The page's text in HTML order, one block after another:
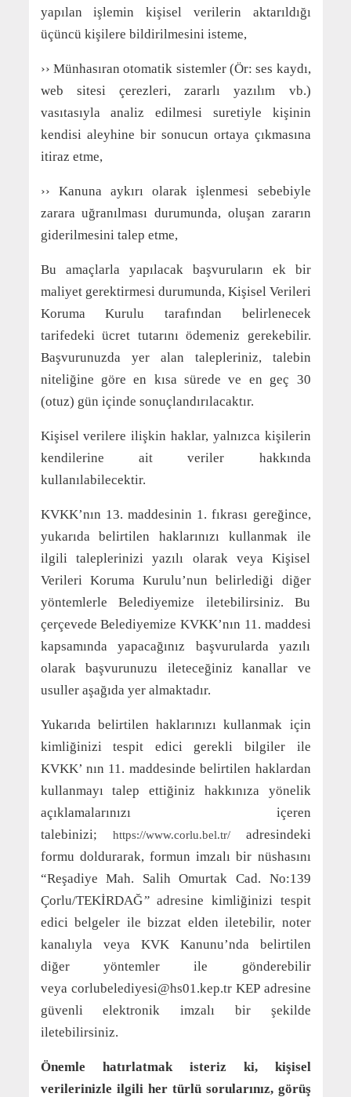
yapılan işlemin kişisel verilerin aktarıldığı
üçüncü kişilere bildirilmesini isteme,
›› Münhasıran otomatik sistemler (Ör: ses kaydı,
web sitesi çerezleri, zararlı yazılım vb.)
vasıtasıyla analiz edilmesi suretiyle kişinin
kendisi aleyhine bir sonucun ortaya çıkmasına
itiraz etme,
›› Kanuna aykırı olarak işlenmesi sebebiyle
zarara uğranılması durumunda, oluşan zararın
giderilmesini talep etme,
Bu amaçlarla yapılacak başvuruların ek bir
maliyet gerektirmesi durumunda, Kişisel Verileri
Koruma Kurulu tarafından belirlenecek
tarifedeki ücret tutarını ödemeniz gerekebilir.
Başvurunuzda yer alan talepleriniz, talebin
niteliğine göre en kısa sürede ve en geç 30
(otuz) gün içinde sonuçlandırılacaktır.
Kişisel verilere ilişkin haklar, yalnızca kişilerin
kendilerine ait veriler hakkında
kullanılabilecektir.
KVKK’nın 13. maddesinin 1. fıkrası gereğince,
yukarıda belirtilen haklarınızı kullanmak ile
ilgili taleplerinizi yazılı olarak veya Kişisel
Verileri Koruma Kurulu’nun belirlediği diğer
yöntemlerle Belediyemize iletebilirsiniz. Bu
çerçevede Belediyemize KVKK’nın 11. maddesi
kapsamında yapacağınız başvurularda yazılı
olarak başvurunuzu ileteceğiniz kanallar ve
usuller aşağıda yer almaktadır.
Yukarıda belirtilen haklarınızı kullanmak için
kimliğinizi tespit edici gerekli bilgiler ile
KVKK’ nın 11. maddesinde belirtilen haklardan
kullanmayı talep ettiğiniz hakkınıza yönelik
açıklamalarınızı içeren
talebinizi;
https://www.corlu.bel.tr/adresindeki
formu doldurarak, formun imzalı bir nüshasını
“Reşadiye Mah. Salih Omurtak Cad. No:139
Çorlu/TEKİRDAĞ”adresine kimliğinizi tespit
edici belgeler ile bizzat elden iletebilir, noter
kanalıyla veya KVK Kanunu’nda belirtilen
diğer yöntemler ile gönderebilir
veya corlubelediyesi@hs01.kep.tr KEP adresine
güvenli elektronik imzalı bir şekilde
iletebilirsiniz.
Önemle hatırlatmak isteriz ki, kişisel
verilerinizle ilgili her türlü sorularınız, görüş